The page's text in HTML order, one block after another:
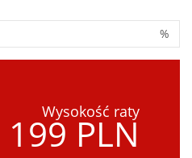
%
Wysokość raty
199 PLN